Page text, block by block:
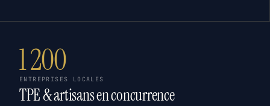
1 200
ENTREPRISES LOCALES
TPE & artisans en concurrence